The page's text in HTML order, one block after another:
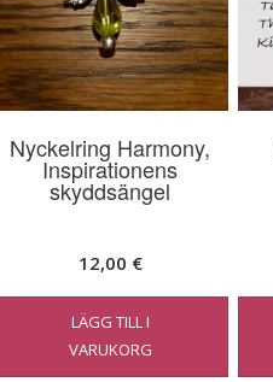
Nyckelring Harmony,
Inspirationens
skyddsängel
12,00 €
LÄGG TILL I
VARUKORG